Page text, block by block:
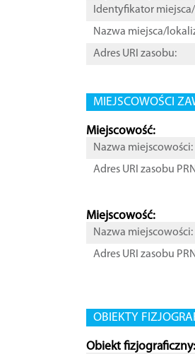
Identyfikator
Nazwa miejsca/
Adres URI zasobu:
MIEJSCOWOŚCI
Miejscowość:
Nazwa miejscowości:
Adres URI zasobu
Miejscowość:
Nazwa miejscowości:
Adres URI zasobu
OBIEKTY
Obiekt fizjograficzny: